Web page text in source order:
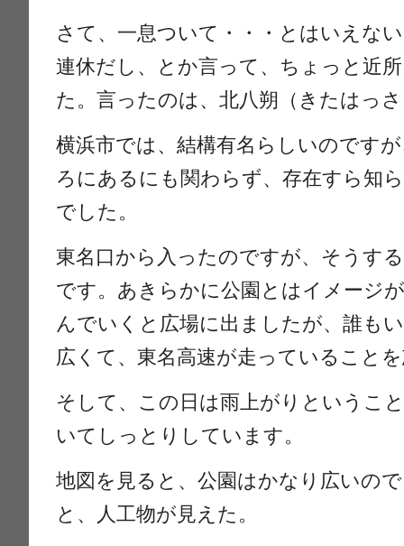
さて、一息ついて・・・とはいえな
連休だし、とか言って、ちょっと近
た。言ったのは、北八朔（きたはっ
横浜市では、結構有名らしいのです
ろにあるにも関わらず、存在すら知
でした。
東名口から入ったのですが、そうす
です。あきらかに公園とはイメージ
んでいくと広場に出ましたが、誰も
広くて、東名高速が走っていること
そして、この日は雨上がりというこ
いてしっとりしています。
地図を見ると、公園はかなり広いの
と、人工物が見えた。